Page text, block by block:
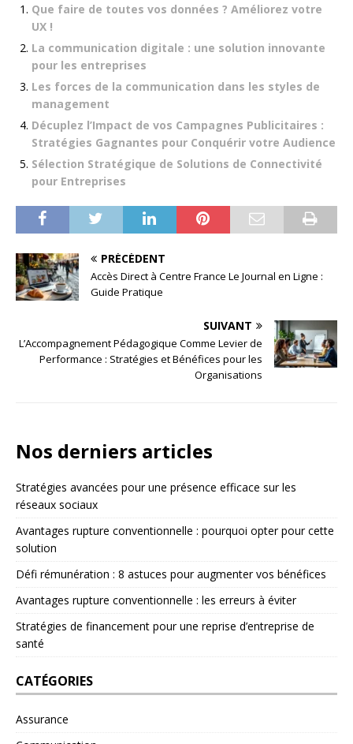
Que faire de toutes vos données ? Améliorez votre
UX !
La communication digitale : une solution innovante
pour les entreprises
Les forces de la communication dans les styles de
management
Décuplez l’Impact de vos Campagnes Publicitaires :
Stratégies Gagnantes pour Conquérir votre Audience
Sélection Stratégique de Solutions de Connectivité
pour Entreprises
PRÉCÉDENT
Accès Direct à Centre France Le Journal en Ligne :
Guide Pratique
SUIVANT
L’Accompagnement Pédagogique Comme Levier de
Performance : Stratégies et Bénéfices pour les
Organisations
Nos derniers articles
Stratégies avancées pour une présence efficace sur les
réseaux sociaux
Avantages rupture conventionnelle : pourquoi opter pour cette
solution
Défi rémunération : 8 astuces pour augmenter vos bénéfices
Avantages rupture conventionnelle : les erreurs à éviter
Stratégies de financement pour une reprise d’entreprise de
santé
CATÉGORIES
Assurance